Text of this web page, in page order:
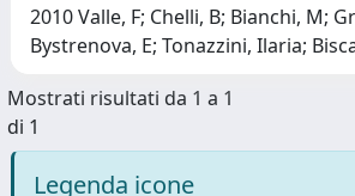
2010 Valle, F; Chelli, B; Bianchi, M;
Bystrenova, E; Tonazzini, Ilaria;
Mostrati risultati da 1 a 1
di 1
Legenda icone